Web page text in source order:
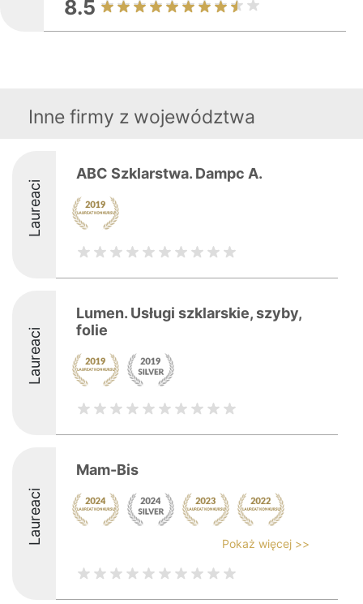
8.5
Inne firmy z województwa
Laureaci
ABC Szklarstwa. Dampc A.
Laureaci
Lumen. Usługi szklarskie, szyby,
folie
Laureaci
Mam-Bis
Pokaż więcej >>